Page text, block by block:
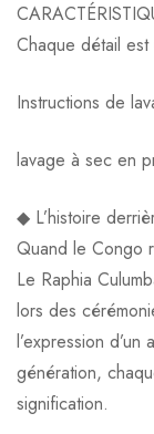
Chaque détail
Instructions de
lavage à sec en
◆ L’histoire
Quand le Congo
Le Raphia
lors des
l’expression
génération,
signification.